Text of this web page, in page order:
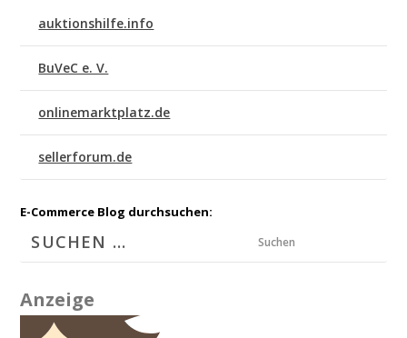
auktionshilfe.info
BuVeC e. V.
onlinemarktplatz.de
sellerforum.de
E-Commerce Blog durchsuchen:
Suchen
Anzeige